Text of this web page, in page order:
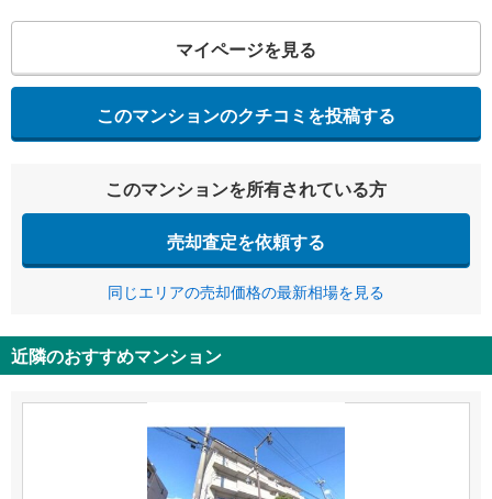
マイページを見る
このマンションのクチコミを投稿する
このマンションを所有されている方
売却査定を依頼する
同じエリアの売却価格の最新相場を見る
近隣のおすすめマンション